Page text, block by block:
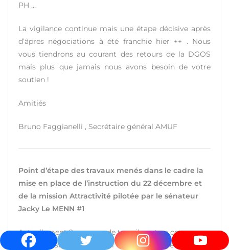
PH …
La vigilance continue mais une étape décisive après
d’âpres négociations à été franchie hier ++ . Nous
vous tiendrons au courant des retours de la DGOS
mais plus que jamais nous avons besoin de votre
soutien !
Amitiés
Bruno Faggianelli , Secrétaire général AMUF
Point d’étape des travaux menés dans le cadre la
mise en place de l’instruction du 22 décembre et
de la mission Attractivité pilotée par le sénateur
Jacky Le MENN #1
Actuellement 2 groupes de travail sont en cours au
ministère sur un calendrier s’étendant de février à